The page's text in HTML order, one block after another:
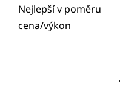
Nejlepší v poměru
cena/výkon